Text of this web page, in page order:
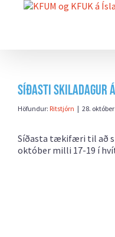
Síðasti skiladagur
Höfundur: Ritstjórn | 28.
Síðasta tækifæri til að
október milli 17-19 í